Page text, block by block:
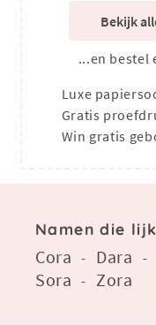
Bekijk
...en bestel
Luxe
Gratis
Win gratis
Namen die
Cora - Dara -
Sora - Zora